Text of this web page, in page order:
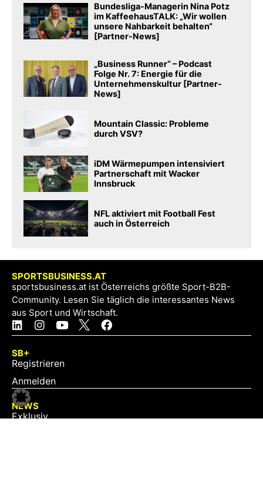
Bundesliga-Managerin Nina Potz
im KaffeehausTALK: „Wir wollen
unsere Nahbarkeit behalten“
[Partner-News]
„Business Runner“ – Podcast
Folge Nr. 7: Energie für die
Unternehmenskultur [Partner-
News]
Mountain Classic: Probleme
durch VSV?
iDM Wärmepumpen intensiviert
Partnerschaft mit Wacker
Innsbruck
NFL aktiviert mit Football Fest
auch in Österreich
SPORTSBUSINESS.AT
sportsbusiness.at ist Österreichs größte Sport-B2B-
Community. Lesen Sie täglich die interessantes News
aus Sport und Wirtschaft.
SB+
Registrieren
Anmelden
NEWS
Exklusiv